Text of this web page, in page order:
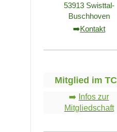
53913 Swisttal-
Buschhoven
➡️Kontakt
Mitglied im
➡️ Infos zur
Mitgliedschaft